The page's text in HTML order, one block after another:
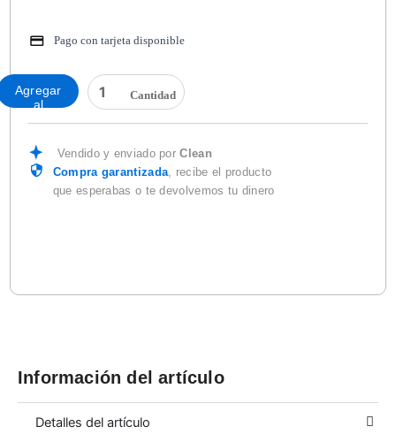
Pago con tarjeta disponible
CLORADOR
FLOTANTE
PARA
TABLETAS
DE
Agregar
al
Vendido y enviado porClean
Compra garantizada , recibe el producto
que esperabas o te devolvemos tu dinero
Información del artículo
Detalles del artículo